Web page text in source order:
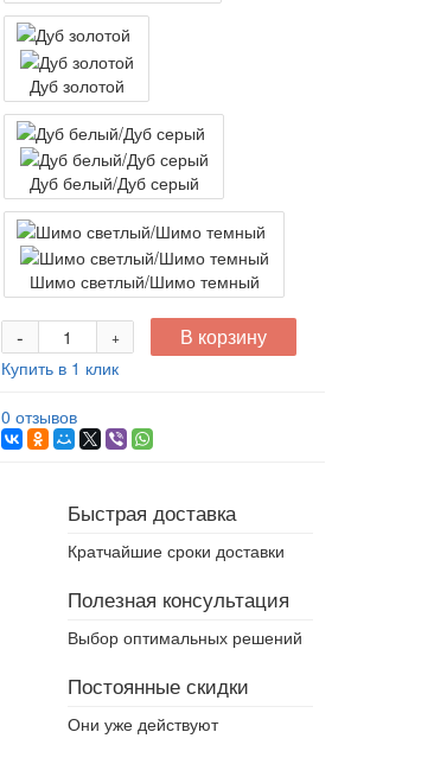
Дуб золотой
Дуб белый/Дуб серый
Шимо светлый/Шимо темный
+
- В корзину
Купить в 1 клик
0 отзывов
Быстрая доставка
Кратчайшие сроки доставки
Полезная консультация
Выбор оптимальных решений
Постоянные скидки
Они уже действуют